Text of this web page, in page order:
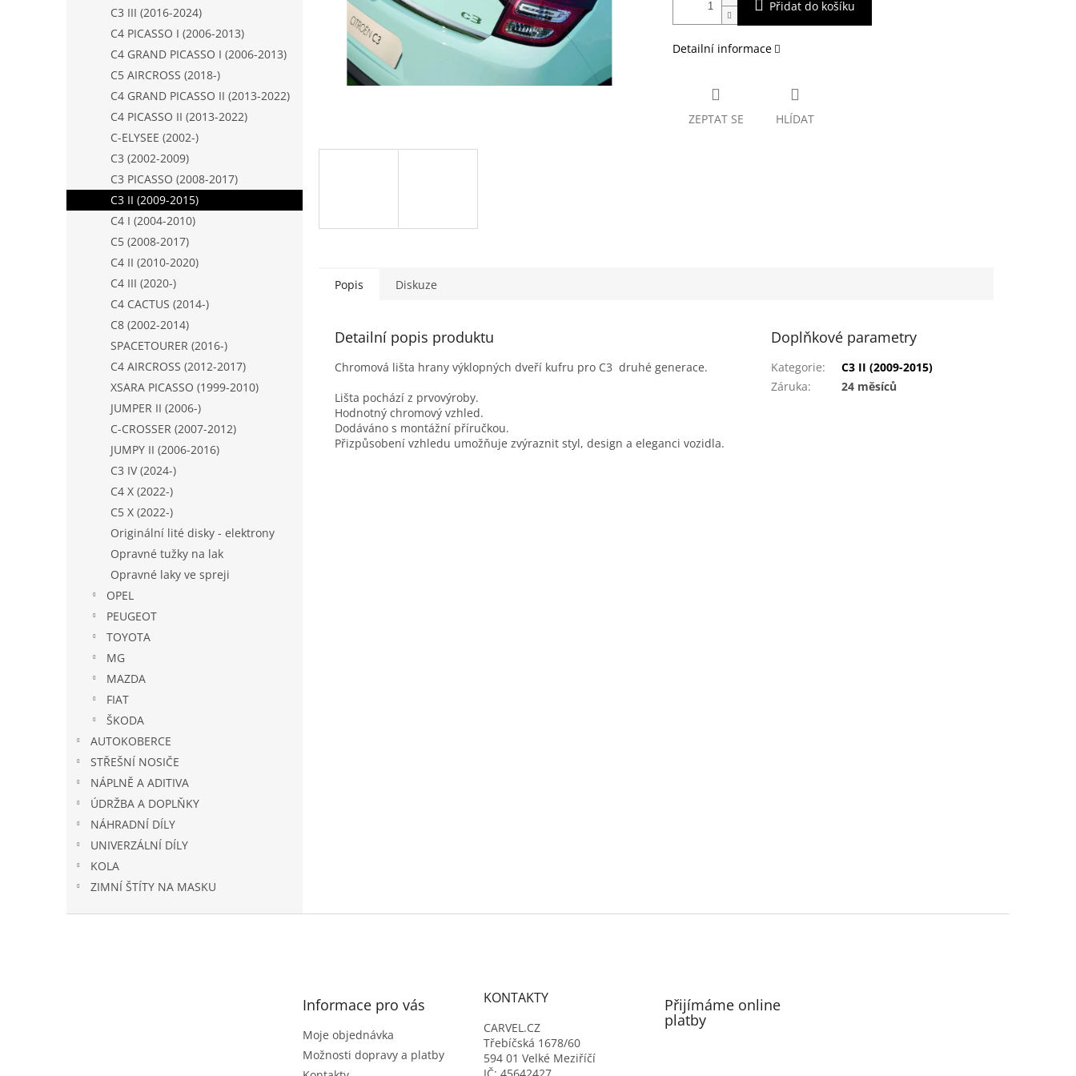
C3 III (2016-2024)
C4 PICASSO I (2006-2013)
C4 GRAND PICASSO I (2006-2013)
C5 AIRCROSS (2018-)
C4 GRAND PICASSO II (2013-2022)
C4 PICASSO II (2013-2022)
C-ELYSEE (2002-)
C3 (2002-2009)
C3 PICASSO (2008-2017)
C3 II (2009-2015)
C4 I (2004-2010)
C5 (2008-2017)
C4 II (2010-2020)
C4 III (2020-)
C4 CACTUS (2014-)
C8 (2002-2014)
SPACETOURER (2016-)
C4 AIRCROSS (2012-2017)
XSARA PICASSO (1999-2010)
JUMPER II (2006-)
C-CROSSER (2007-2012)
JUMPY II (2006-2016)
C3 IV (2024-)
C4 X (2022-)
C5 X (2022-)
Originální lité disky - elektrony
Opravné tužky na lak
Opravné laky ve spreji
OPEL
PEUGEOT
TOYOTA
MG
MAZDA
FIAT
ŠKODA
AUTOKOBERCE
STŘEŠNÍ NOSIČE
NÁPLNĚ A ADITIVA
ÚDRŽBA A DOPLŇKY
NÁHRADNÍ DÍLY
UNIVERZÁLNÍ DÍLY
KOLA
ZIMNÍ ŠTÍTY NA MASKU
Přidat do košíku
Detailní informace
ZEPTAT SE HLÍDAT
Popis Diskuze
Detailní popis produktu
Chromová lišta hrany výklopných dveří kufru pro C3 druhé generace.
Lišta pochází z prvovýroby.
Hodnotný chromový vzhled.
Dodáváno s montážní příručkou.
Přizpůsobení vzhledu umožňuje zvýraznit styl, design a eleganci vozidla.
Doplňkové parametry
Kategorie:
C3 II (2009-2015)
Záruka: 24 měsíců
Informace pro vás
Moje objednávka
Možnosti dopravy a platby
KONTAKTY
CARVEL.CZ
Třebíčská 1678/60
594 01 Velké Meziříčí
Přijímáme online
platby